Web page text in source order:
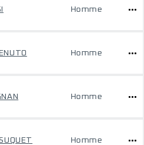
Homme
Homme
Homme
Homme